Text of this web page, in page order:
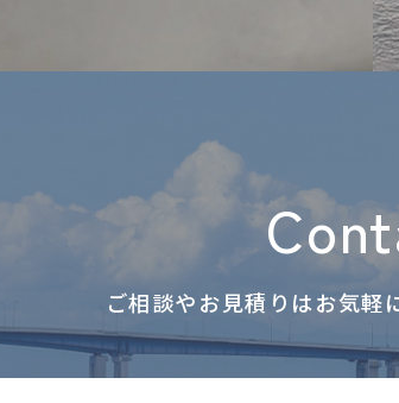
ご相談やお見積りはお気軽